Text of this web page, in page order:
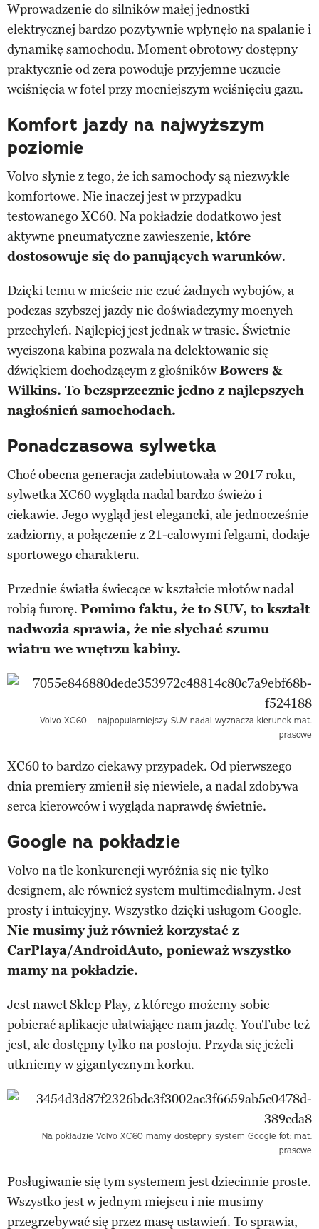
Wprowadzenie do silników małej jednostki
elektrycznej bardzo pozytywnie wpłynęło na spalanie i
dynamikę samochodu. Moment obrotowy dostępny
praktycznie od zera powoduje przyjemne uczucie
wciśnięcia w fotel przy mocniejszym wciśnięciu gazu.
Komfort jazdy na najwyższym
poziomie
Volvo słynie z tego, że ich samochody są niezwykle
komfortowe. Nie inaczej jest w przypadku
testowanego XC60. Na pokładzie dodatkowo jest
aktywne pneumatyczne zawieszenie, które
dostosowuje się do panujących warunków.
Dzięki temu w mieście nie czuć żadnych wybojów, a
podczas szybszej jazdy nie doświadczymy mocnych
przechyleń. Najlepiej jest jednak w trasie. Świetnie
wyciszona kabina pozwala na delektowanie się
dźwiękiem dochodzącym z głośnikówBowers &
Wilkins. To bezsprzecznie jedno z najlepszych
nagłośnień samochodach.
Ponadczasowa sylwetka
Choć obecna generacja zadebiutowała w 2017 roku,
sylwetka XC60 wygląda nadal bardzo świeżo i
ciekawie. Jego wygląd jest elegancki, ale jednocześnie
zadziorny, a połączenie z 21-calowymi felgami, dodaje
sportowego charakteru.
Przednie światła świecące w kształcie młotów nadal
robią furorę. Pomimo faktu, że to SUV, to kształt
nadwozia sprawia, że nie słychać szumu
wiatru we wnętrzu kabiny.
Volvo XC60 – najpopularniejszy SUV nadal wyznacza kierunek mat.
prasowe
XC60 to bardzo ciekawy przypadek. Od pierwszego
dnia premiery zmienił się niewiele, a nadal zdobywa
serca kierowców i wygląda naprawdę świetnie.
Google na pokładzie
Volvo na tle konkurencji wyróżnia się nie tylko
designem, ale również system multimedialnym. Jest
prosty i intuicyjny. Wszystko dzięki usługom Google.
Nie musimy już również korzystać z
CarPlaya/AndroidAuto, ponieważ wszystko
mamy na pokładzie.
Jest nawet Sklep Play, z którego możemy sobie
pobierać aplikacje ułatwiające nam jazdę. YouTube też
jest, ale dostępny tylko na postoju. Przyda się jeżeli
utkniemy w gigantycznym korku.
Na pokładzie Volvo XC60 mamy dostępny system Google fot: mat.
prasowe
Posługiwanie się tym systemem jest dziecinnie proste.
Wszystko jest w jednym miejscu i nie musimy
przegrzebywać się przez masę ustawień. To sprawia,